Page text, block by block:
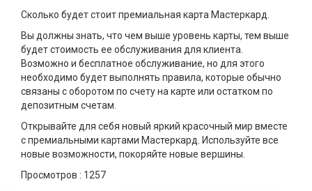
Сколько будет стоит премиальная карта Мастеркард.
Вы должны знать, что чем выше уровень карты, тем выше
будет стоимость ее обслуживания для клиента.
Возможно и бесплатное обслуживание, но для этого
необходимо будет выполнять правила, которые обычно
связаны с оборотом по счету на карте или остатком по
депозитным счетам.
Открывайте для себя новый яркий красочный мир вместе
с премиальными картами Мастеркард. Используйте все
новые возможности, покоряйте новые вершины.
Просмотров : 1257